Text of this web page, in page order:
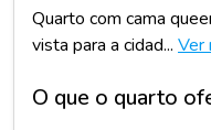
Quarto com cama
vista para a cidad... Ver
O que o quarto